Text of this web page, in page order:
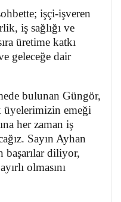
işçi-işveren
iş sağlığı ve
üretime katkı
geleceğe dair
bulunan Güngör,
üyelerimizin emeği
her zaman iş
Sayın Ayhan
başarılar diliyor,
olmasını